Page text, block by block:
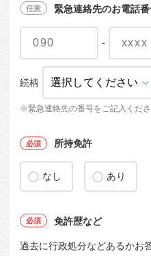
緊急連絡先のお電話
-
続柄
※緊急連絡先の番号をご記入くださ
所持免許
なし あり
免許歴など
過去に行政処分などあるかお